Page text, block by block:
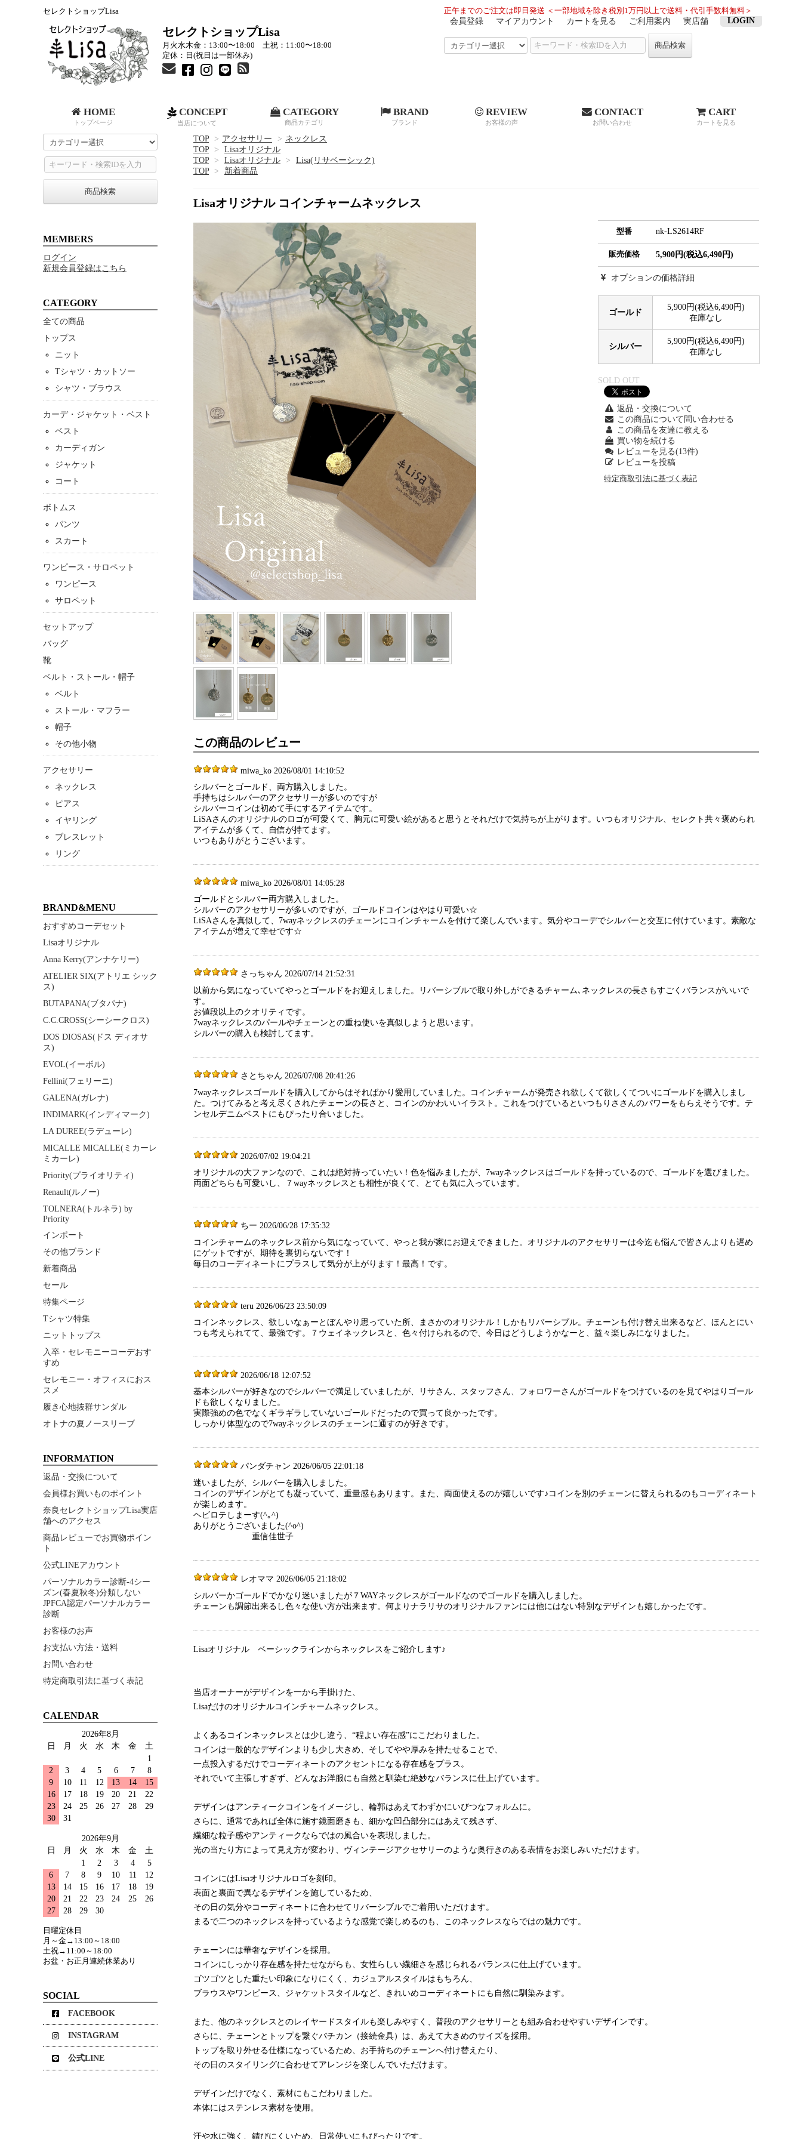
正午までのご注文は即日発送 ＜一部地域を除き税別1万円以上で送料・代引手数料無料＞
会員登録 マイアカウント カートを見る ご利用案内 実店舗 LOGIN
商品検索
セレクトショップLisa
セレクトショップLisa
月火水木金：13:00〜18:00 土祝：11:00〜18:00
定休：日(祝日は一部休み)
HOME
トップページ
CONCEPT
当店について
CATEGORY
商品カテゴリ
BRAND
ブランド
REVIEW
お客様の声
CONTACT
お問い合わせ
CART
カートを見る
TOP > アクセサリー > ネックレス
TOP
>
Lisaオリジナル
TOP
> Lisaオリジナル >
Lisa(リサベーシック)
TOP
> 新着商品
Lisaオリジナル コインチャームネックレス
型番 nk-LS2614RF
販売価格 5,900円(税込6,490円)
オプションの価格詳細
ゴールド
5,900円(税込6,490円)
在庫なし
シルバー
5,900円(税込6,490円)
在庫なし
SOLD OUT
返品・交換について
この商品について問い合わせる
この商品を友達に教える
買い物を続ける
レビューを見る(13件)
レビューを投稿
特定商取引法に基づく表記
この商品のレビュー
miwa_ko 2026/08/01 14:10:52
シルバーとゴールド、両方購入しました。
手持ちはシルバーのアクセサリーが多いのですが
シルバーコインは初めて手にするアイテムです。
LiSAさんのオリジナルのロゴが可愛くて、胸元に可愛い絵があると思うとそれだけで気持ちが上がります。いつもオリジナル、セレクト共々褒められ
アイテムが多くて、自信が持てます。
いつもありがとうございます。
miwa_ko 2026/08/01 14:05:28
ゴールドとシルバー両方購入しました。
シルバーのアクセサリーが多いのですが、ゴールドコインはやはり可愛い☆
LiSAさんを真似して、7wayネックレスのチェーンにコインチャームを付けて楽しんでいます。気分やコーデでシルバーと交互に付けています。素敵な
アイテムが増えて幸せです☆
さっちゃん 2026/07/14 21:52:31
以前から気になっていてやっとゴールドをお迎えしました。リバーシブルで取り外しができるチャーム､ネックレスの長さもすごくバランスがいいで
す。
お値段以上のクオリティです。
7wayネックレスのパールやチェーンとの重ね使いを真似しようと思います。
シルバーの購入も検討してます。
さとちゃん 2026/07/08 20:41:26
7wayネックレスゴールドを購入してからはそればかり愛用していました。コインチャームが発売され欲しくて欲しくてついにゴールドを購入しまし
た。つけてみると考え尽くされたチェーンの長さと、コインのかわいいイラスト。これをつけているといつもりささんのパワーをもらえそうです。テ
ンセルデニムベストにもぴったり合いました。
2026/07/02 19:04:21
オリジナルの大ファンなので、これは絶対持っていたい！色を悩みましたが、7wayネックレスはゴールドを持っているので、ゴールドを選びました。
両面どちらも可愛いし、７wayネックレスとも相性が良くて、とても気に入っています。
ちー 2026/06/28 17:35:32
コインチャームのネックレス前から気になっていて、やっと我が家にお迎えできました。オリジナルのアクセサリーは今迄も悩んで皆さんよりも遅め
にゲットですが、期待を裏切らないです！
毎日のコーディネートにプラスして気分が上がります！最高！です。
teru 2026/06/23 23:50:09
コインネックレス、欲しいなぁーとぼんやり思っていた所、まさかのオリジナル！しかもリバーシブル。チェーンも付け替え出来るなど、ほんとにい
つも考えられてて、最強です。７ウェイネックレスと、色々付けられるので、今日はどうしようかなーと、益々楽しみになりました。
2026/06/18 12:07:52
基本シルバーが好きなのでシルバーで満足していましたが、リサさん、スタッフさん、フォロワーさんがゴールドをつけているのを見てやはりゴール
ドも欲しくなりました。
実際強めの色でなくギラギラしていないゴールドだったので買って良かったです。
しっかり体型なので7wayネックレスのチェーンに通すのが好きです。
パンダチャン 2026/06/05 22:01:18
迷いましたが、シルバーを購入しました。
コインのデザインがとても凝っていて、重量感もあります。また、両面使えるのが嬉しいです♪コインを別のチェーンに替えられるのもコーディネート
が楽しめます。
ヘビロテしまーす(^｡^)
ありがとうございました(^o^)
重信佳世子
レオママ 2026/06/05 21:18:02
シルバーかゴールドでかなり迷いましたが７WAYネックレスがゴールドなのでゴールドを購入しました。
チェーンも調節出来るし色々な使い方が出来ます。何よりナラリサのオリジナルファンには他にはない特別なデザインも嬉しかったです。
Lisaオリジナル ベーシックラインからネックレスをご紹介します♪
当店オーナーがデザインを一から手掛けた、
Lisaだけのオリジナルコインチャームネックレス。
よくあるコインネックレスとは少し違う、“程よい存在感”にこだわりました。
コインは一般的なデザインよりも少し大きめ、そしてやや厚みを持たせることで、
一点投入するだけでコーディネートのアクセントになる存在感をプラス。
それでいて主張しすぎず、どんなお洋服にも自然と馴染む絶妙なバランスに仕上げています。
デザインはアンティークコインをイメージし、輪郭はあえてわずかにいびつなフォルムに。
さらに、通常であれば全体に施す鏡面磨きも、細かな凹凸部分にはあえて残さず、
繊細な粒子感やアンティークならではの風合いを表現しました。
光の当たり方によって見え方が変わり、ヴィンテージアクセサリーのような奥行きのある表情をお楽しみいただけます。
コインにはLisaオリジナルロゴを刻印。
表面と裏面で異なるデザインを施しているため、
その日の気分やコーディネートに合わせてリバーシブルでご着用いただけます。
まるで二つのネックレスを持っているような感覚で楽しめるのも、このネックレスならではの魅力です。
チェーンには華奢なデザインを採用。
コインにしっかり存在感を持たせながらも、女性らしい繊細さを感じられるバランスに仕上げています。
ゴツゴツとした重たい印象になりにくく、カジュアルスタイルはもちろん、
ブラウスやワンピース、ジャケットスタイルなど、きれいめコーディネートにも自然に馴染みます。
また、他のネックレスとのレイヤードスタイルも楽しみやすく、普段のアクセサリーとも組み合わせやすいデザインです。
さらに、チェーンとトップを繋ぐバチカン（接続金具）は、あえて大きめのサイズを採用。
トップを取り外せる仕様になっているため、お手持ちのチェーンへ付け替えたり、
その日のスタイリングに合わせてアレンジを楽しんでいただけます。
デザインだけでなく、素材にもこだわりました。
本体にはステンレス素材を使用。
汗や水に強く、錆びにくいため、日常使いにもぴったりです。
商品検索
MEMBERS
ログイン
新規会員登録はこちら
CATEGORY
全ての商品
トップス
ニット
Tシャツ・カットソー
シャツ・ブラウス
カーデ・ジャケット・ベスト
ベスト
カーディガン
ジャケット
コート
ボトムス
パンツ
スカート
ワンピース・サロペット
ワンピース
サロペット
セットアップ
バッグ
靴
ベルト・ストール・帽子
ベルト
ストール・マフラー
帽子
その他小物
アクセサリー
ネックレス
ピアス
イヤリング
ブレスレット
リング
BRAND&MENU
おすすめコーデセット
Lisaオリジナル
Anna Kerry(アンナケリー)
ATELIER SIX(アトリエ シック
ス)
BUTAPANA(ブタパナ)
C.C.CROSS(シーシークロス)
DOS DIOSAS(ドス ディオサ
ス)
EVOL(イーボル)
Fellini(フェリーニ)
GALENA(ガレナ)
INDIMARK(インディマーク)
LA DUREE(ラデューレ)
MICALLE MICALLE(ミカーレ
ミカーレ)
Priority(プライオリティ)
Renault(ルノー)
TOLNERA(トルネラ) by
Priority
インポート
その他ブランド
新着商品
セール
特集ページ
Tシャツ特集
ニットトップス
入卒・セレモニーコーデおす
すめ
セレモニー・オフィスにおス
スメ
履き心地抜群サンダル
オトナの夏ノースリーブ
INFORMATION
返品・交換について
会員様お買いものポイント
奈良セレクトショップLisa実店
舗へのアクセス
商品レビューでお買物ポイン
ト
公式LINEアカウント
パーソナルカラー診断-4シー
ズン(春夏秋冬)分類しない
JPFCA認定パーソナルカラー
診断
お客様のお声
お支払い方法・送料
お問い合わせ
特定商取引法に基づく表記
CALENDAR
2026年8月
日
月 火 水 木 金
土
1
2
3 4 5 6 7
8
9
10 11 12 13 14
15
16
17 18 19 20 21
22
23
24 25 26 27 28
29
30
31
2026年9月
日
月 火 水 木 金
土
1
2 3 4
5
6
7 8 9 10 11
12
13
14 15 16 17 18
19
20
21 22 23 24 25
26
27
28 29 30
日曜定休日
月～金→13:00～18:00
土祝→11:00～18:00
お盆・お正月連続休業あり
SOCIAL
FACEBOOK
INSTAGRAM
公式LINE